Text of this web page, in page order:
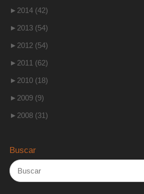
► 2014 (42)
► 2013 (54)
► 2012 (54)
► 2011 (62)
► 2010 (18)
► 2009 (9)
► 2008 (31)
Buscar